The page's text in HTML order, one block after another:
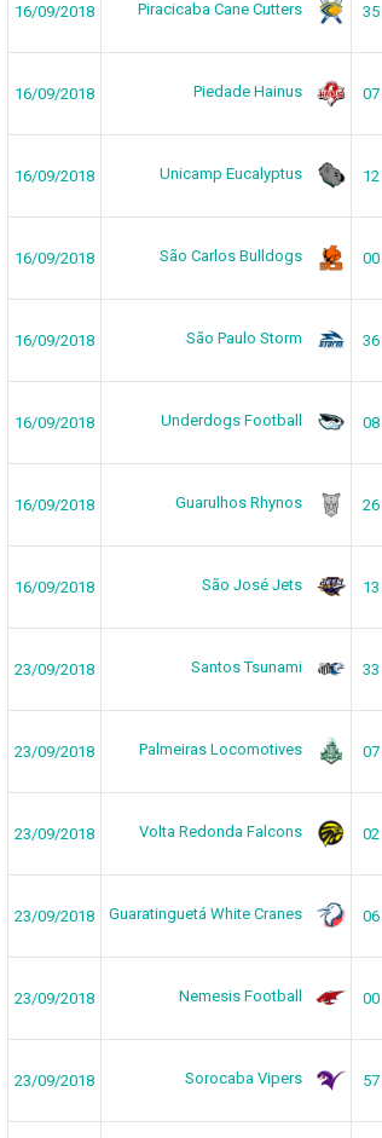
16/09/2018 Piracicaba Cane Cutters 35
16/09/2018 Piedade Hainus 07
16/09/2018 Unicamp Eucalyptus
16/09/2018 São Carlos Bulldogs 00
16/09/2018 São Paulo Storm 36
16/09/2018 Underdogs Football 08
16/09/2018 Guarulhos Rhynos 26
16/09/2018 São José Jets
23/09/2018 Santos Tsunami 33
23/09/2018 Palmeiras Locomotives 07
23/09/2018 Volta Redonda Falcons 02
23/09/2018 Guaratinguetá White Cranes 06
23/09/2018 Nemesis Football 00
23/09/2018 Sorocaba Vipers